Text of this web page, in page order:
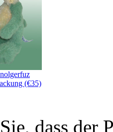
(€35)
dass der